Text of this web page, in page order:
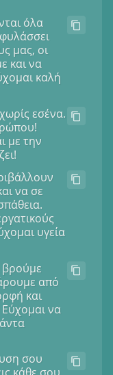
όλα
μας, οι
και να
καλή
εσένα.
με την
να σε
υγεία
βρούμε
από
και
να
σου